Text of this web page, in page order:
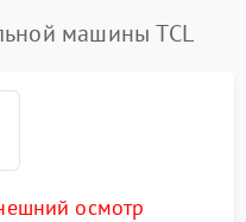
машины TCL
осмотр